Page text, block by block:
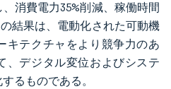
消費電力35%削減、稼働時間
結果は、電動化された可動機
キテクチャをより競争力のあ
、デジタル変位およびシステ
るものである。